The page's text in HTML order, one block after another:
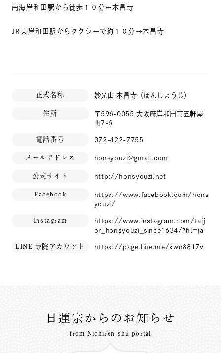
南海岸和田駅から徒歩１０分→本昌寺
JR東岸和田駅からタクシーで約１０分→本昌寺
正式名称 妙光山 本昌寺（ほんしょうじ）
住所
〒596-0055 大阪府岸和田市五軒屋
町7-5
電話番号 072-422-7755
メールアドレス honsyouzi@gmail.com
公式サイト http://honsyouzi.net
Facebook
https://www.facebook.com/hons
youzi/
Instagram
https://www.instagram.com/taij
or_honsyouzi_since1634/?hl=ja
LINE 寺院アカウント https://page.line.me/kwn8817v
日蓮宗からのお知らせ
from Nichiren-shu portal